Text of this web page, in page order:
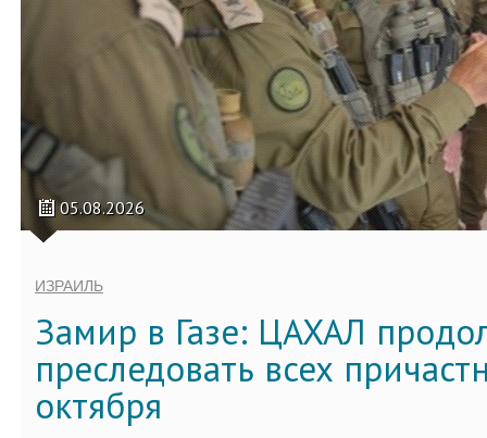
05.08.2026
ИЗРАИЛЬ
Замир в Газе: ЦАХАЛ
преследовать всех
октября